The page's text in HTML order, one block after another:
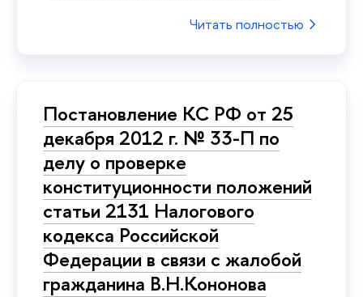
Читать полностью
Постановление КС РФ от 25
декабря 2012 г. № 33-П по
делу о проверке
конституционности положений
статьи 2131 Налогового
кодекса Российской
Федерации в связи с жалобой
гражданина В.Н.Кононова